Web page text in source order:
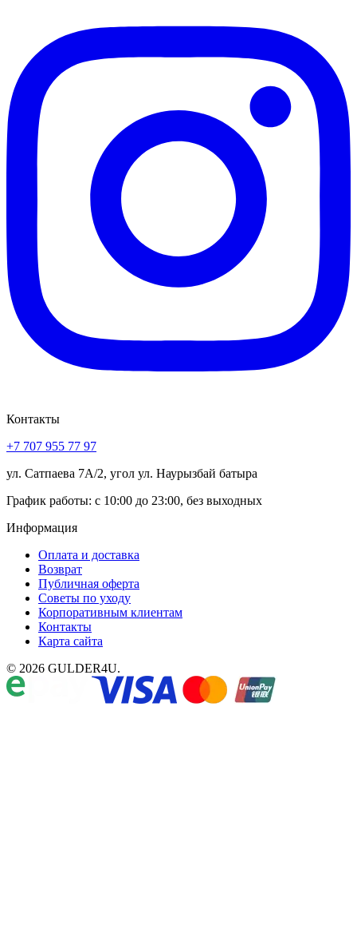
Контакты
+7 707 955 77 97
ул. Сатпаева 7А/2, угол ул. Наурызбай батыра
График работы: с 10:00 до 23:00, без выходных
Информация
Оплата и доставка
Возврат
Публичная оферта
Советы по уходу
Корпоративным клиентам
Контакты
Карта сайта
© 2026 GULDER4U.